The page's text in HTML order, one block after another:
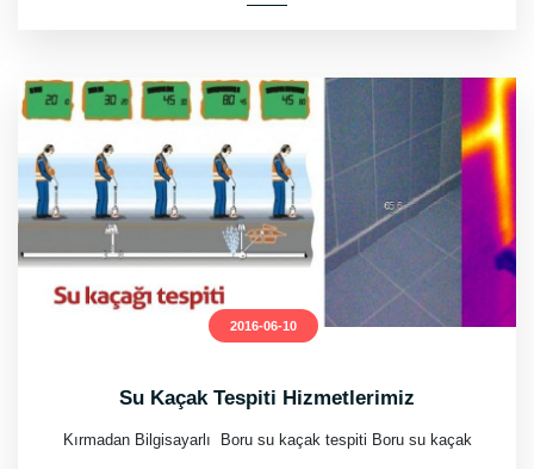
2016-06-10
Su Kaçak Tespiti Hizmetlerimiz
Kırmadan Bilgisayarlı Boru su kaçak tespiti Boru su kaçak